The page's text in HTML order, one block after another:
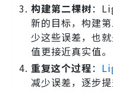
构建第二棵树：
新的目标，构建
少这些误差，也
值更接近真实值。
重复这个过程：
减少误差，逐步提